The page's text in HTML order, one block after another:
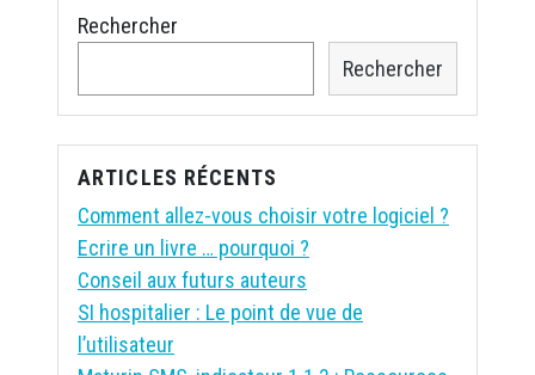
Rechercher
Rechercher
ARTICLES RÉCENTS
Comment allez-vous choisir votre logiciel ?
Ecrire un livre … pourquoi ?
Conseil aux futurs auteurs
SI hospitalier : Le point de vue de
l’utilisateur